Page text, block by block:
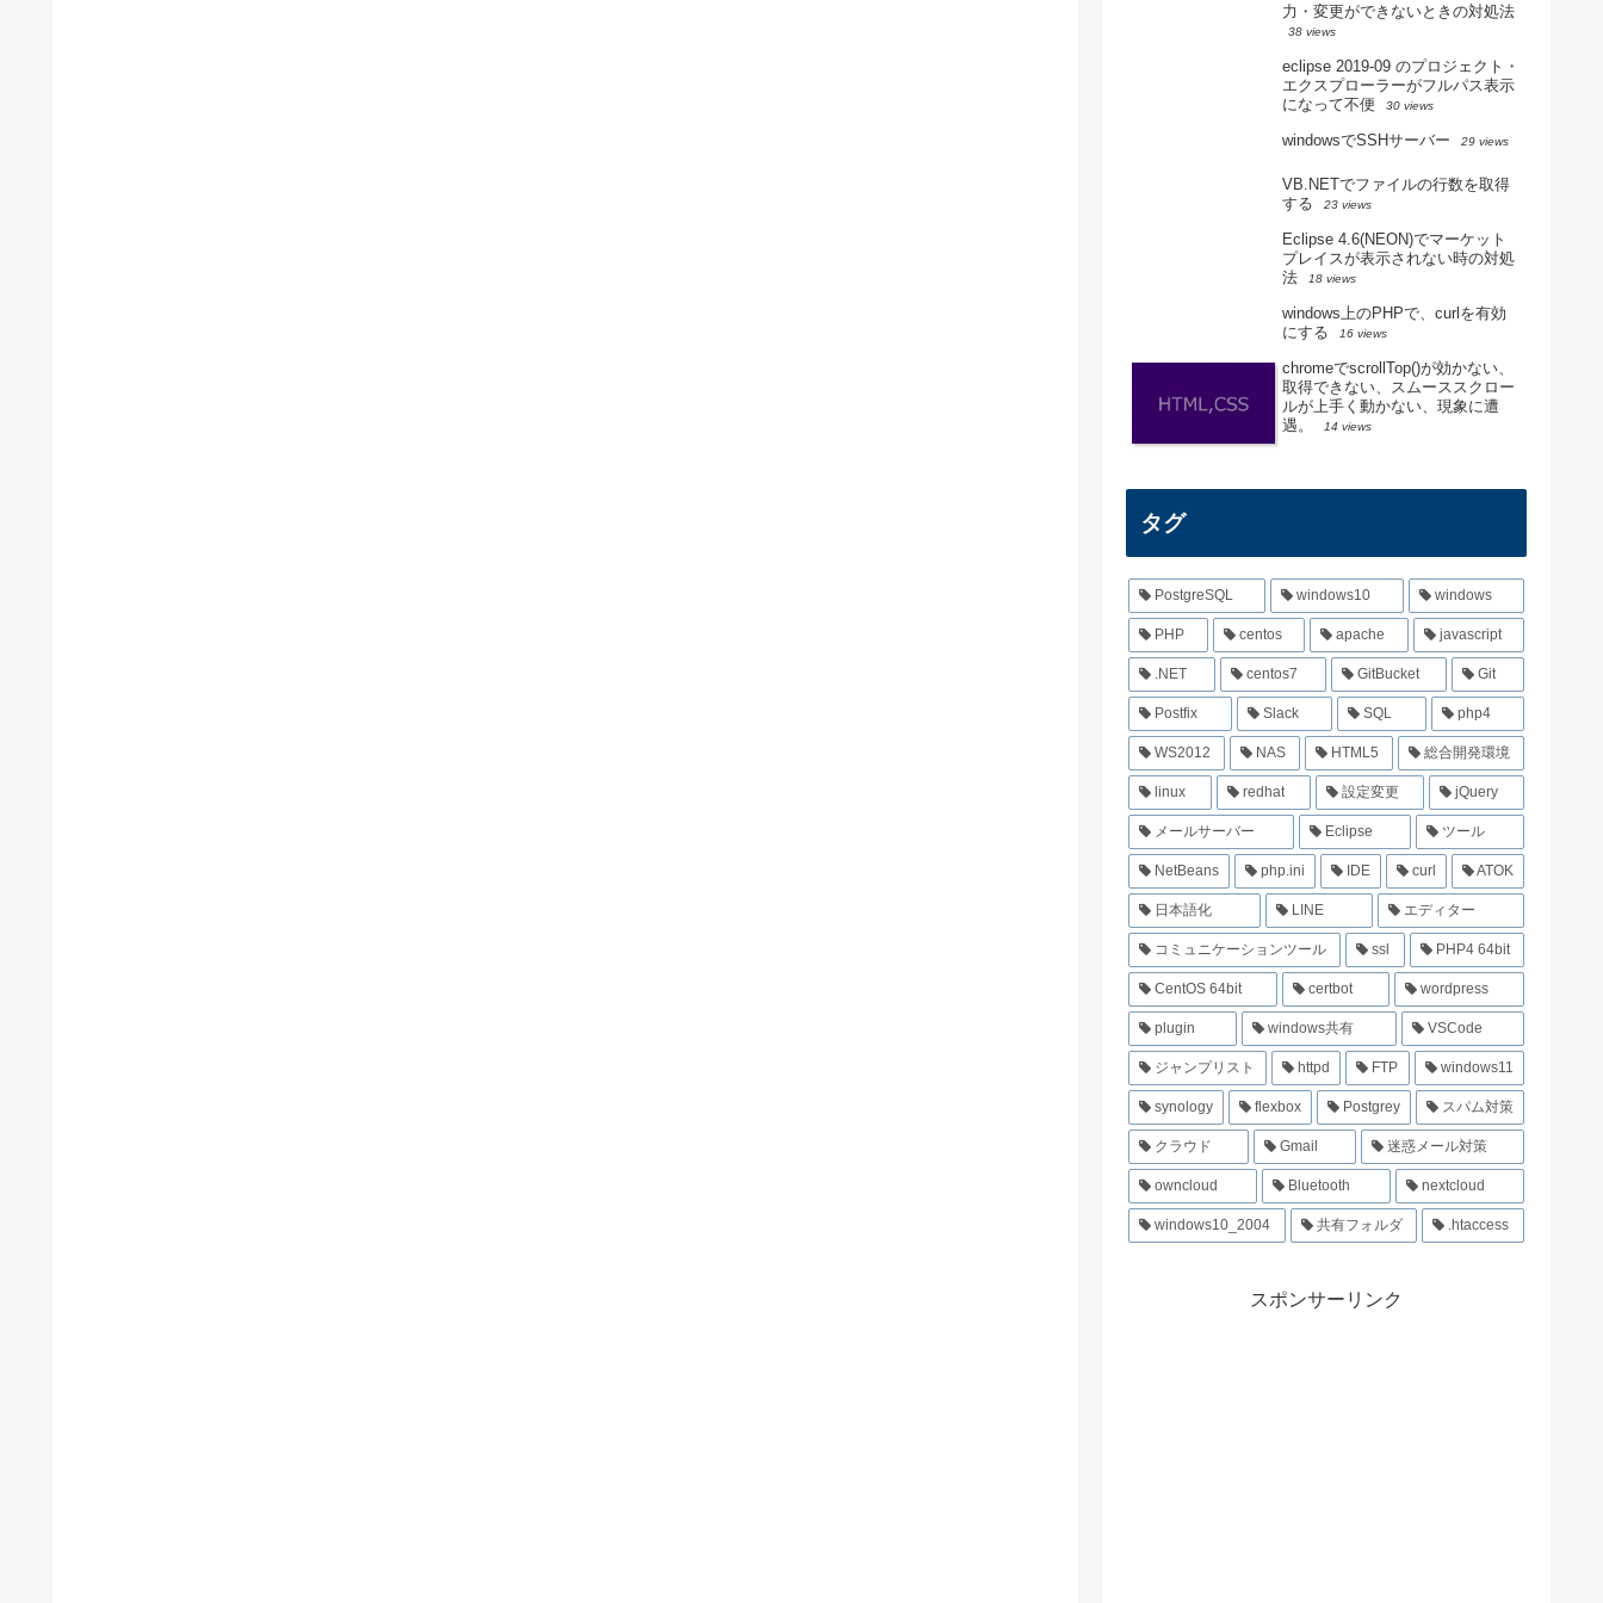
力・変更ができないときの対処法
38 views
eclipse 2019-09 のプロジェクト・
エクスプローラーがフルパス表示
になって不便
30 views
windowsでSSHサーバー 29 views
VB.NETでファイルの行数を取得
する
23 views
Eclipse 4.6(NEON)でマーケット
プレイスが表示されない時の対処
法
18 views
windows上のPHPで、curlを有効
にする
16 views
chromeでscrollTop()が効かない、
取得できない、スムーススクロー
ルが上手く動かない、現象に遭
遇。
14 views
タグ
PostgreSQL windows10 windows
PHP centos apache javascript
.NET centos7 GitBucket Git
Postfix Slack SQL php4
WS2012 NAS HTML5 総合開発環境
linux redhat 設定変更 jQuery
メールサーバー Eclipse ツール
NetBeans php.ini IDE curl ATOK
日本語化 LINE エディター
コミュニケーションツール ssl PHP4 64bit
CentOS 64bit certbot wordpress
plugin windows共有 VSCode
ジャンプリスト httpd FTP windows11
synology flexbox Postgrey スパム対策
クラウド Gmail 迷惑メール対策
owncloud Bluetooth nextcloud
windows10_2004 共有フォルダ .htaccess
スポンサーリンク